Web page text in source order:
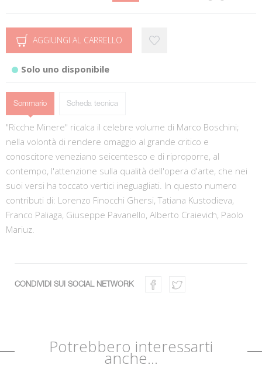
AGGIUNGI AL CARRELLO
Solo uno disponibile
Sommario Scheda tecnica
"Ricche Minere" ricalca il celebre volume di Marco Boschini;
nella volontà di rendere omaggio al grande critico e
conoscitore veneziano seicentesco e di riproporre, al
contempo, l'attenzione sulla qualità dell'opera d'arte, che nei
suoi versi ha toccato vertici ineguagliati. In questo numero
contributi di: Lorenzo Finocchi Ghersi, Tatiana Kustodieva,
Franco Paliaga, Giuseppe Pavanello, Alberto Craievich, Paolo
Mariuz.
CONDIVIDI SUI SOCIAL NETWORK
Potrebbero interessarti
anche...